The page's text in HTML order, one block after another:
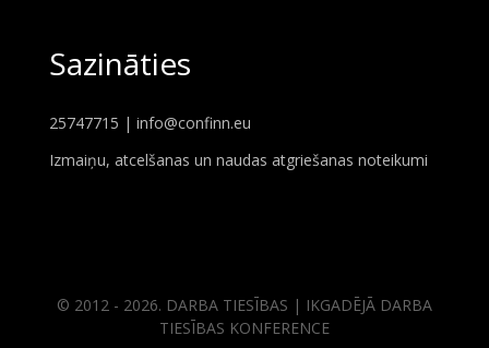
Sazināties
25747715 | info@confinn.eu
Izmaiņu, atcelšanas un naudas atgriešanas noteikumi
© 2012 - 2026. DARBA TIESĪBAS | IKGADĒJĀ DARBA
TIESĪBAS KONFERENCE